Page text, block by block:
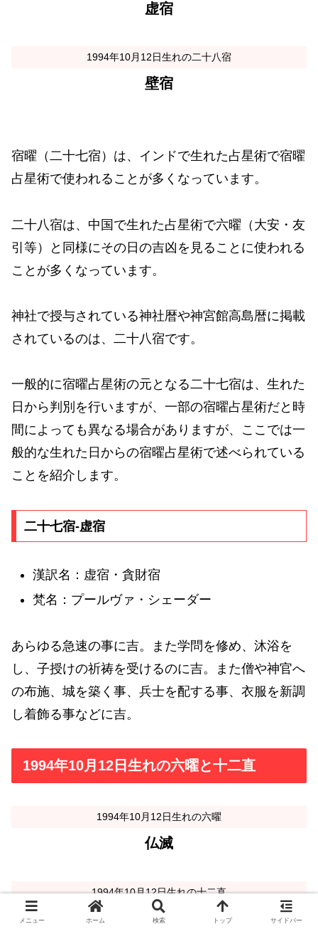
虚宿
1994年10月12日生れの二十八宿
壁宿
宿曜（二十七宿）は、インドで生れた占星術で宿曜
占星術で使われることが多くなっています。
二十八宿は、中国で生れた占星術で六曜（大安・友
引等）と同様にその日の吉凶を見ることに使われる
ことが多くなっています。
神社で授与されている神社暦や神宮館高島暦に掲載
されているのは、二十八宿です。
一般的に宿曜占星術の元となる二十七宿は、生れた
日から判別を行いますが、一部の宿曜占星術だと時
間によっても異なる場合がありますが、ここでは一
般的な生れた日からの宿曜占星術で述べられている
ことを紹介します。
二十七宿-虚宿
漢訳名：虚宿・貪財宿
梵名：プールヴァ・シェーダー
あらゆる急速の事に吉。また学問を修め、沐浴を
し、子授けの祈祷を受けるのに吉。また僧や神官へ
の布施、城を築く事、兵士を配する事、衣服を新調
し着飾る事などに吉。
1994年10月12日生れの六曜と十二直
1994年10月12日生れの六曜
仏滅
1994年10月12日生れの十二直
納
メニュー ホーム 検索 トップ サイドバー